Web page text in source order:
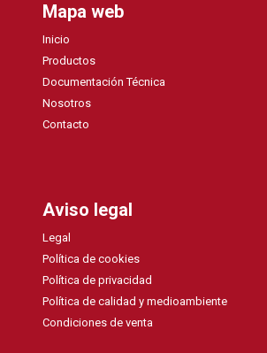
Mapa web
Inicio
Productos
Documentación Técnica
Nosotros
Contacto
Aviso legal
Legal
Política de cookies
Política de privacidad
Política de calidad y medioambiente
Condiciones de venta